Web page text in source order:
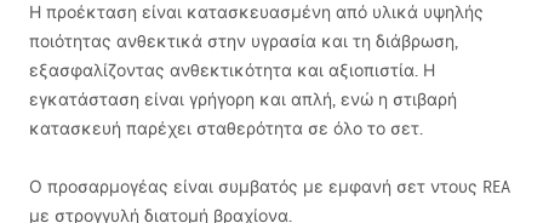
Η προέκταση είναι κατασκευασμένη από υλικά υψηλής
ποιότητας ανθεκτικά στην υγρασία και τη διάβρωση,
εξασφαλίζοντας ανθεκτικότητα και αξιοπιστία. Η
εγκατάσταση είναι γρήγορη και απλή, ενώ η στιβαρή
κατασκευή παρέχει σταθερότητα σε όλο το σετ.
Ο προσαρμογέας είναι συμβατός με εμφανή σετ ντους REA
με στρογγυλή διατομή βραχίονα.